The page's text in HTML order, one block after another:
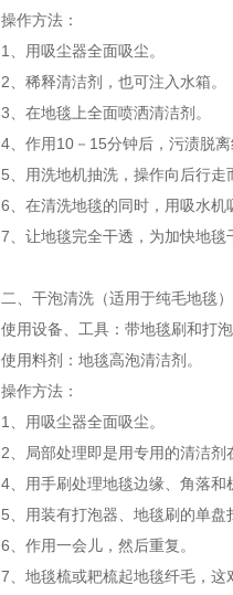
操作方法：
1、用吸尘器全面吸尘。
2、稀释清洁剂，也可注入水箱。
3、在地毯上全面喷洒清洁剂。
4、作用10－15分钟后，污渍脱离
5、用洗地机抽洗，操作向后行走
6、在清洗地毯的同时，用吸水机
7、让地毯完全干透，为加快地毯
二、干泡清洗（适用于纯毛地毯）
使用设备、工具：带地毯刷和打
使用料剂：地毯高泡清洁剂。
操作方法：
1、用吸尘器全面吸尘。
2、局部处理即是用专用的清洁
4、用手刷处理地毯边缘、角落和
5、用装有打泡器、地毯刷的单盘
6、作用一会儿，然后重复。
7、地毯梳或耙梳起地毯纤毛，